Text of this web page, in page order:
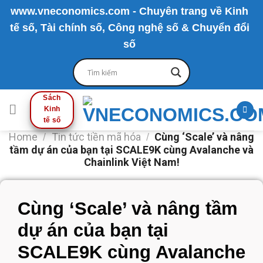
content
www.vneconomics.com - Chuyên trang về Kinh
tế số, Tài chính số, Công nghệ số & Chuyển đổi
số
Sách
Kinh
tế số
Home / Tin tức tiền mã hóa / Cùng ‘Scale’ và nâng
tầm dự án của bạn tại SCALE9K cùng Avalanche và
Chainlink Việt Nam!
Cùng ‘Scale’ và nâng tầm
dự án của bạn tại
SCALE9K cùng Avalanche